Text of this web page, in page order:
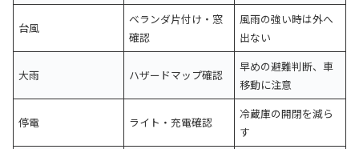
台風
ベランダ片付け・窓
確認
風雨の強い時は外へ
出ない
大雨 ハザードマップ確認
早めの避難判断、車
移動に注意
停電 ライト・充電確認
冷蔵庫の開閉を減ら
す